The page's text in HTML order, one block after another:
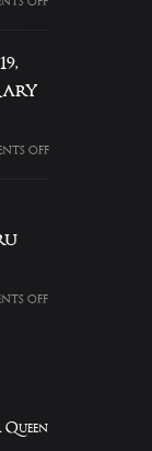
off
off